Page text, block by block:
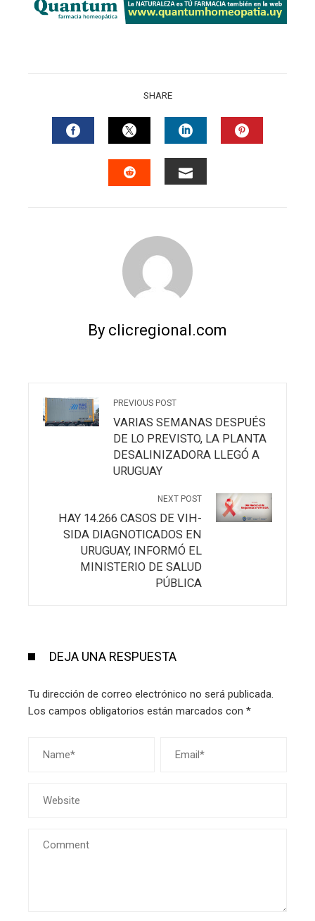
SHARE
FACEBOOKTWITTERLINKEDIN
By clicregional.com
PREVIOUS POST
VARIAS SEMANAS DESPUÉS
DE LO PREVISTO, LA PLANTA
DESALINIZADORA LLEGÓ A
URUGUAY
NEXT POST
HAY 14.266 CASOS DE VIH-
SIDA DIAGNOTICADOS EN
URUGUAY, INFORMÓ EL
MINISTERIO DE SALUD
PÚBLICA
DEJA UNA RESPUESTA
Tu dirección de correo electrónico no será publicada.
Los campos obligatorios están marcados con *